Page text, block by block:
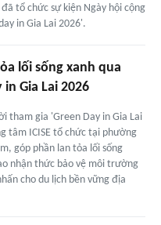
đã tổ chức sự kiện Ngày hội cộng
in Gia Lai 2026'.
lối sống xanh qua
in Gia Lai 2026
tham gia 'Green Day in Gia Lai
tâm ICISE tổ chức tại phường
góp phần lan tỏa lối sống
nhận thức bảo vệ môi trường
cho du lịch bền vững địa